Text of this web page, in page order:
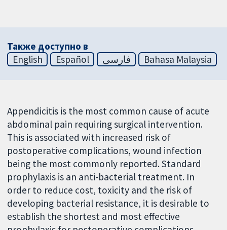
Также доступно в
English
Español فارسی Bahasa Malaysia
Appendicitis is the most common cause of acute
abdominal pain requiring surgical intervention.
This is associated with increased risk of
postoperative complications, wound infection
being the most commonly reported. Standard
prophylaxis is an anti-bacterial treatment. In
order to reduce cost, toxicity and the risk of
developing bacterial resistance, it is desirable to
establish the shortest and most effective